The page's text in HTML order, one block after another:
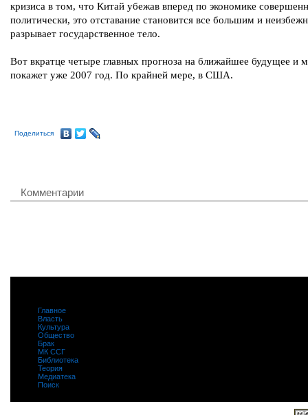
кризиса в том, что Китай убежав вперед по экономике
политически, это отставание становится все большим и
разрывает государственное тело.
Вот вкратце четыре главных прогноза на ближайшее будущее и
покажет уже 2007 год. По крайней мере, в США.
Поделиться
Комментарии
Главное
Власть
Культура
Общество
Брак
МК ССГ
Библиотека
Теория
Медиатека
Поиск